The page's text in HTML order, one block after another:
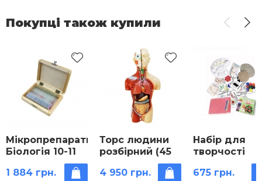
Покупці також купили
Мікропрепарати
Біологія 10-11
класи набір 20
шт.
1 884 грн.
Торс людини
розбірний (45
4 950 грн.
Набір для
творчості
675 грн.